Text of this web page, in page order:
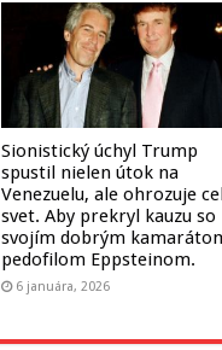
Sionistický úchyl Trump
spustil nielen útok na
Venezuelu, ale ohrozuje
svet. Aby prekryl kauzu so
svojím dobrým
pedofilom Eppsteinom.
6 januára, 2026